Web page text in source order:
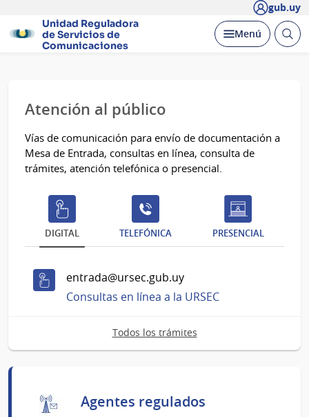
gub.uy
Unidad Reguladora
de Servicios de
Comunicaciones
Desplegar
Menú Abrir
principal
Atención al público
Vías de comunicación para envío de documentación a
Mesa de Entrada, consultas en línea, consulta de
trámites, atención telefónica o presencial.
DIGITAL TELEFÓNICA PRESENCIAL
entrada@ursec.gub.uy
Consultas en línea a la URSEC
Todos los trámites
Agentes regulados